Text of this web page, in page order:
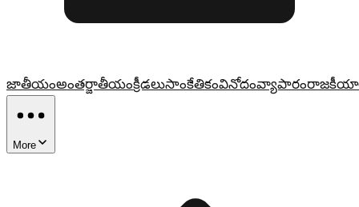
జాతీయంఅంతర్జాతీయంక్రీడలుసాంకేతికంవినోదంవ్యాపారం
More